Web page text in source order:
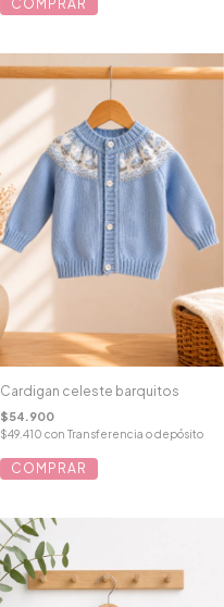
COMPRAR
Cardigan celeste barquitos
$54.900
$49.410 con Transferencia o depósito
COMPRAR